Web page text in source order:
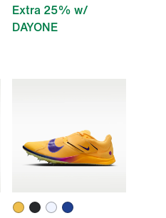
Extra 25% w/
DAYONE